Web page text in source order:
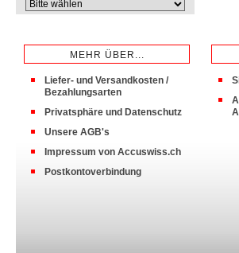
MEHR ÜBER...
Liefer- und Versandkosten /
Bezahlungsarten
Privatsphäre und Datenschutz
Unsere AGB's
Impressum von Accuswiss.ch
Postkontoverbindung